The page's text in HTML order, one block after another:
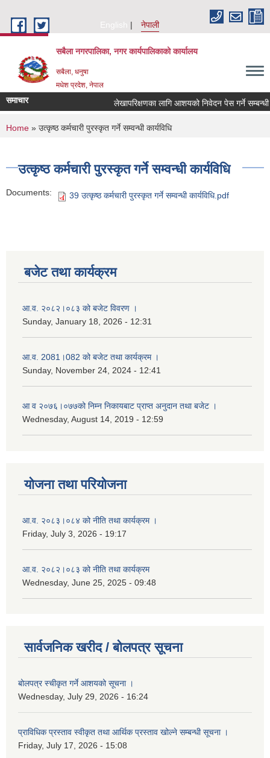
English
नेपाली
सबैला नगरपालिका, नगर कार्यपालिकाको कार्यालय
सबैला, धनुषा
मधेश प्रदेश, नेपाल
समाचार लेखापरिक्षणका लागि आशयको निवेदन पेस गर्ने सम्बन्धी
You are here
Home » उत्कृष्ठ कर्मचारी पुरस्कृत गर्ने सम्वन्धी कार्यविधि
उत्कृष्ठ कर्मचारी पुरस्कृत गर्ने सम्वन्धी कार्यविधि
Documents: 39 उत्कृष्ठ कर्मचारी पुरस्कृत गर्ने सम्वन्धी कार्यविधि.pdf
बजेट तथा कार्यक्रम
आ.व. २०८२।०८३ को बजेट विवरण ।
Sunday, January 18, 2026 - 12:31
आ.व. 2081।082 को बजेट तथा कार्यक्रम ।
Sunday, November 24, 2024 - 12:41
आ‌ व २०७६।०७७को निम्न निकायबाट प्राप्त अनुदान तथा बजेट ।
Wednesday, August 14, 2019 - 12:59
योजना तथा परियोजना
आ.व. २०८३।०८४ को नीति तथा कार्यक्रम ।
Friday, July 3, 2026 - 19:17
आ.व. २०८२।०८३ को नीति तथा कार्यक्रम
Wednesday, June 25, 2025 - 09:48
सार्वजनिक खरीद / बोलपत्र सूचना
बोलपत्र स्चीकृत गर्ने आशयको सूचना ।
Wednesday, July 29, 2026 - 16:24
प्राविधिक प्रस्ताव स्वीकृत तथा आर्थिक प्रस्ताव खोल्ने सम्बन्धी सूचना ।
Friday, July 17, 2026 - 15:08